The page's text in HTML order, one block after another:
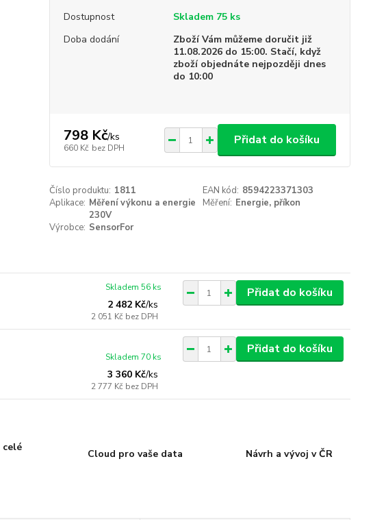
Dostupnost
Skladem 75 ks
Doba dodání
Zboží Vám můžeme doručit již
11.08.2026 do 15:00. Stačí, když
zboží objednáte nejpozději dnes
do 10:00
798 Kč/ks
660 Kč bez DPH
Přidat do košíku
Číslo produktu: 1811 EAN kód: 8594223371303
Aplikace: Měření výkonu a energie
230V
Měření: Energie, příkon
Výrobce: SensorFor
2 482 Kč/ks
2 051 Kč bez DPH
Skladem 56 ks Přidat do košíku
3 360 Kč/ks
2 777 Kč bez DPH
Skladem 70 ks
Přidat do košíku
Cloud pro vaše data Návrh a vývoj v ČR